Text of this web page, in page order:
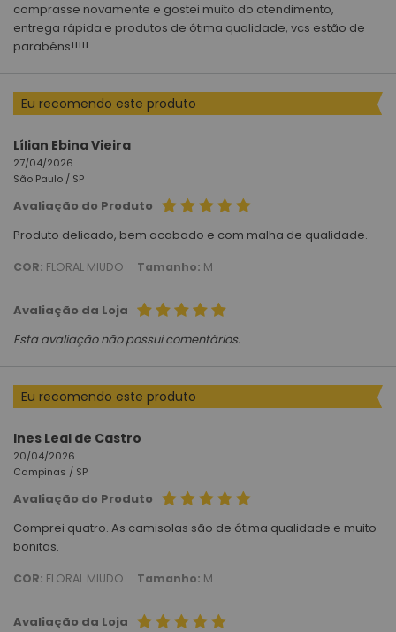
comprasse novamente e gostei muito do atendimento,
entrega rápida e produtos de ótima qualidade, vcs estão de
parabéns!!!!!
Eu recomendo este produto
Lílian Ebina Vieira
27/04/2026
São Paulo / SP
Avaliação do Produto
Produto delicado, bem acabado e com malha de qualidade.
COR: FLORAL MIUDO Tamanho: M
Avaliação da Loja
Esta avaliação não possui comentários.
Eu recomendo este produto
Ines Leal de Castro
20/04/2026
Campinas / SP
Avaliação do Produto
Comprei quatro. As camisolas são de ótima qualidade e muito
bonitas.
COR: FLORAL MIUDO Tamanho: M
Avaliação da Loja